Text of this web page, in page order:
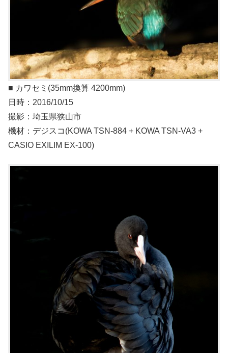
■ カワセミ(35mm換算 4200mm)
日時：2016/10/15
撮影：埼玉県狭山市
機材：デジスコ(KOWA TSN-884 + KOWA TSN-VA3 +
CASIO EXILIM EX-100)